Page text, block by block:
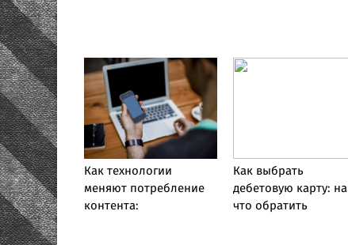
Как технологии
меняют потребление
контента:
Как выбрать
дебетовую карту: на
что обратить